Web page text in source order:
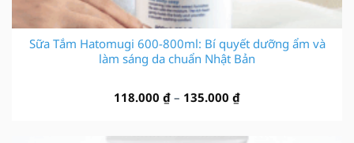
Sữa Tắm Hatomugi 600-800ml: Bí quyết dưỡng ẩm và
làm sáng da chuẩn Nhật Bản
118.000 ₫ – 135.000 ₫Khoảng
từ